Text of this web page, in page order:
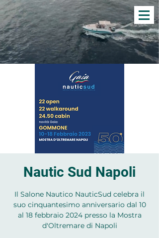
Nautic Sud Napoli
Il Salone Nautico NauticSud celebra il
suo cinquantesimo anniversario dal 10
al 18 febbraio 2024 presso la Mostra
d'Oltremare di Napoli